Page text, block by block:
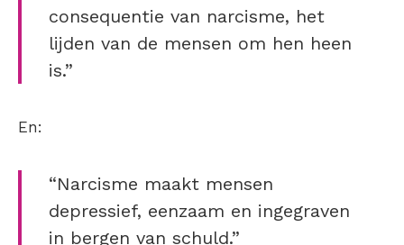
consequentie van narcisme, het
lijden van de mensen om hen heen
is.”
En:
“Narcisme maakt mensen
depressief, eenzaam en ingegraven
in bergen van schuld.”